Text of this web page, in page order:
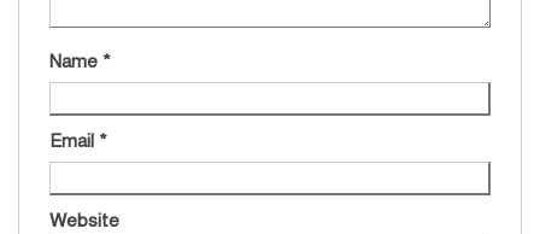
Name *
Email *
Website